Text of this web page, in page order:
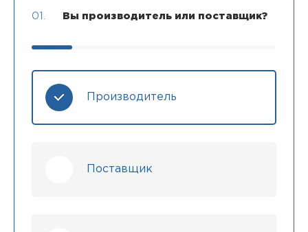
01. Вы производитель или поставщик?
Производитель
Поставщик